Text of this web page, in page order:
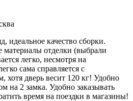
идеальное качество сборки.
отделки (выбрали
легко, несмотря на
сама справляется с
хотя дверь весит 120 кг! Удобно
на 2 замка. Удобно заказывать
время на поездки в магазины!